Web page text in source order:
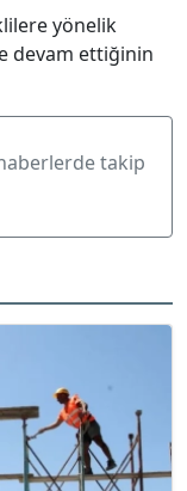
yönelik
devam ettiğinin
takip